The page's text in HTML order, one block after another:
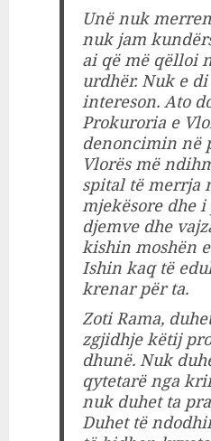
Unë nuk
nuk jam
ai që më qëlloi
urdhër. Nuk e
intereson. Ato
Prokuroria e
denoncimin në
Vlorës më
spital të merrja
mjekësore dhe
djemve dhe
kishin moshën
Ishin kaq të
krenar për ta.
Zoti Rama,
zgjidhje këtij
dhunë. Nuk
qytetarë nga
nuk duhet ta
Duhet të